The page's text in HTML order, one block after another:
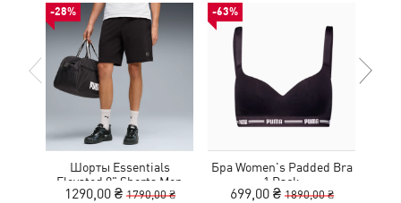
-28%
Шорты Essentials
Elevated 9" Shorts Men
1290,00 ₴ 1790,00 ₴
-63%
Бра Women's Padded Bra
1 Pack
699,00 ₴ 1890,00 ₴